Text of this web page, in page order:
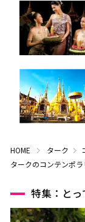
HOME ターク
タークのコンテンポ
特集：と